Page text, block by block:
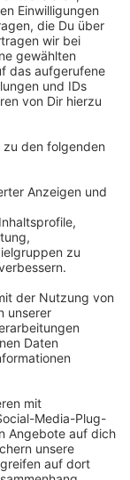
Nachrichten,
- wir